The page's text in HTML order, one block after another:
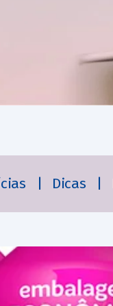
| Dicas |